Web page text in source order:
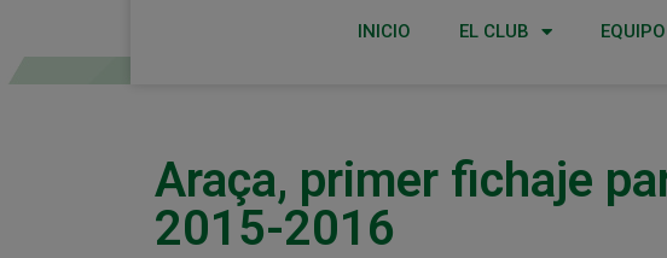
INICIO EL CLUB EQUIPO
Araça, primer fichaje
2015-2016